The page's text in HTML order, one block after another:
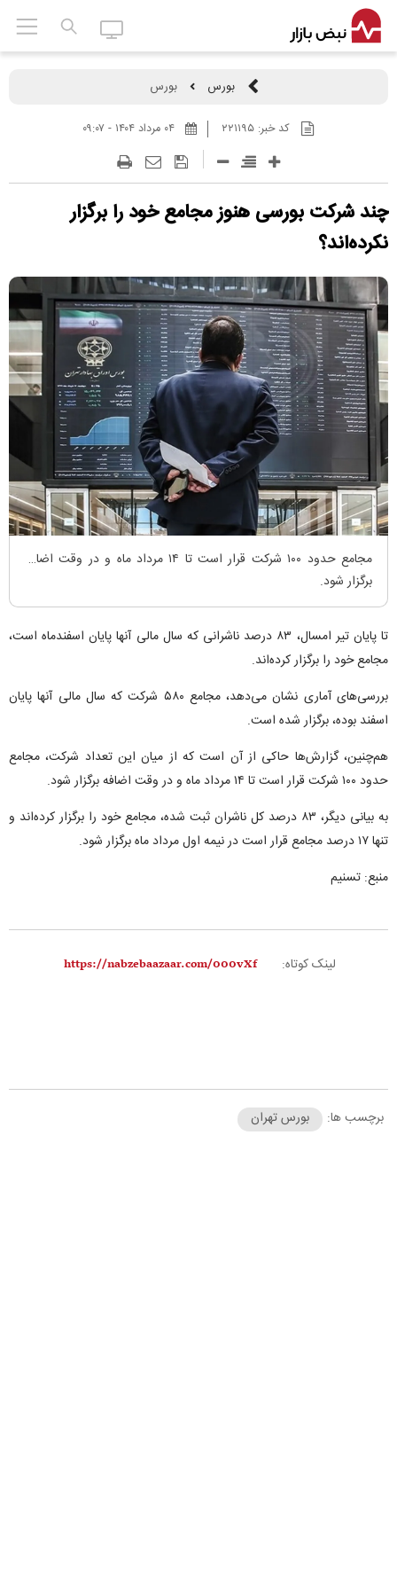
بورس بورس
کد خبر: ۲۲۱۱۹۵
چند شرکت بورسی هنوز مجامع خود را برگزار
نکرده‌اند؟
مجامع حدود ۱۰۰ شرکت قرار است تا ۱۴ مرداد ماه و در وقت اضافه
برگزار شود.
تا پایان تیر امسال، ۸۳ درصد ناشرانی که سال مالی آنها پایان اسفندماه است،
مجامع خود را برگزار کرده‌اند.
بررسی‌های آماری نشان می‌دهد، مجامع ۵۸۰ شرکت که سال مالی آنها پایان
اسفند بوده، برگزار شده است.
هم‌چنین، گزارش‌ها حاکی از آن است که از میان این تعداد شرکت، مجامع
حدود ۱۰۰ شرکت قرار است تا ۱۴ مرداد ماه و در وقت اضافه برگزار شود.
به بیانی دیگر، ۸۳ درصد کل ناشران ثبت شده، مجامع خود را برگزار کرده‌اند و
تنها ۱۷ درصد مجامع قرار است در نیمه اول مرداد ماه برگزار شود.
منبع: تسنیم
لینک کوتاه:
برچسب ها: بورس تهران